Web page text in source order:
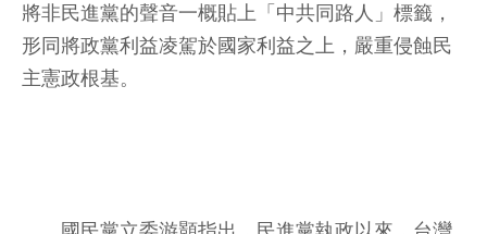
將非民進黨的聲音一概貼上「中共同路人」標籤，
形同將政黨利益凌駕於國家利益之上，嚴重侵蝕民
主憲政根基。